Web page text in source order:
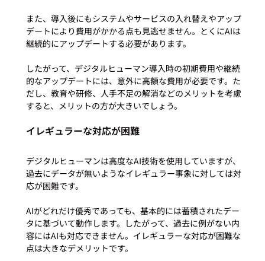
また、導入後にもシステムやサービスの入れ替えやアップ
デートにより費用がかかる点も見逃せません。とくにAIは
継続的にアップデートする必要があります。
したがって、デジタルヒューマン導入時の初期費用や継続
的なアップデートには、意外に高額な費用が必要です。た
だし、教育や研修、人手不足の解消などのメリットを考慮
イレギュラーな対応が困難
デジタルヒューマンは高度なAI技術を使用していますが、
過去にデータが無いようなイレギュラー事象に対しては対
応が困難です。
AIがどれだけ優秀であっても、基本的には蓄積されたデー
タに基づいて動作します。したがって、過去に例がない内
容にはAIも対応できません。イレギュラーな対応が困難な
点は大きなデメリットです。